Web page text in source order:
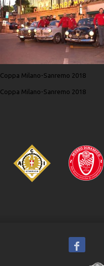
Coppa Milano-Sanremo 2018
Coppa Milano-Sanremo 2018